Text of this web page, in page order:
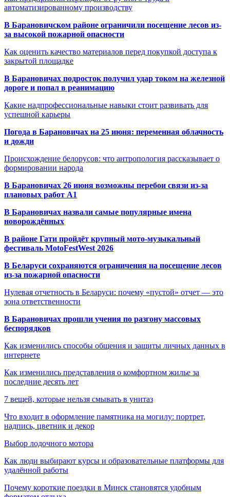
автоматизированному производству
В Барановичском районе ограничили посещение лесов из-
за высокой пожарной опасности
Как оценить качество материалов перед покупкой доступа к
закрытой площадке
В Барановичах подросток получил удар током на железной
дороге и попал в реанимацию
Какие надпрофессиональные навыки стоит развивать для
успешной карьеры
Погода в Барановичах на 25 июня: переменная облачность
и дожди
Происхождение белорусов: что антропология рассказывает о
формировании народа
В Барановичах 26 июня возможны перебои связи из-за
плановых работ A1
В Барановичах назвали самые популярные имена
новорождённых
В районе Гати пройдёт крупный мото-музыкальный
фестиваль MotoFestWest 2026
В Беларуси сохраняются ограничения на посещение лесов
из-за пожарной опасности
Нулевая отчетность в Беларуси: почему «пустой» отчет — это
зона ответственности
В Барановичах прошли учения по разгону массовых
беспорядков
Как изменились способы общения и защиты личных данных в
интернете
Как изменились представления о комфортном жилье за
последние десять лет
7 вещей, которые нельзя смывать в унитаз
Что входит в оформление памятника на могилу: портрет,
надпись, цветник и декор
Выбор лодочного мотора
Как люди выбирают курсы и образовательные платформы для
удалённой работы
Почему короткие поездки в Минск становятся удобным